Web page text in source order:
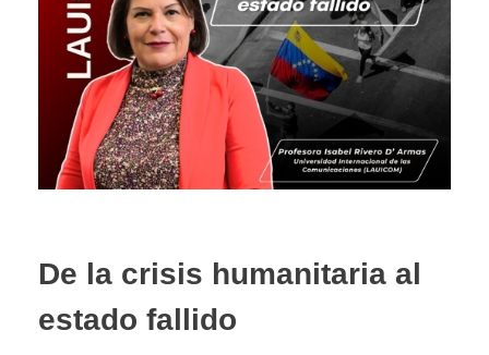
De la crisis humanitaria al
estado fallido